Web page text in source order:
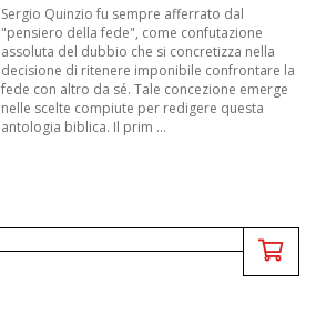
Sergio Quinzio fu sempre afferrato dal
"pensiero della fede", come confutazione
assoluta del dubbio che si concretizza nella
decisione di ritenere imponibile confrontare la
fede con altro da sé. Tale concezione emerge
nelle scelte compiute per redigere questa
antologia biblica. Il prim ...